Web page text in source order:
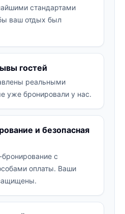
стандартами
ваш отдых был
гостей
реальными
уже бронировали у нас.
и безопасная
с
оплаты. Ваши